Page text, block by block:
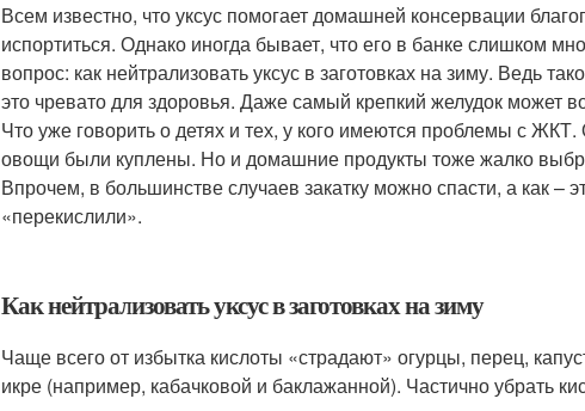
Всем известно, что уксус помогает домашней консервации
испортиться. Однако иногда бывает, что его в банке слишком
вопрос: как нейтрализовать уксус в заготовках на зиму. Ведь
это чревато для здоровья. Даже самый крепкий желудок может
Что уже говорить о детях и тех, у кого имеются проблемы с
овощи были куплены. Но и домашние продукты тоже жалко
Впрочем, в большинстве случаев закатку можно спасти, а как –
«перекислили».
Как нейтрализовать уксус в заготовках на зиму
Чаще всего от избытка кислоты «страдают» огурцы, перец,
икре (например, кабачковой и баклажанной). Частично убрать